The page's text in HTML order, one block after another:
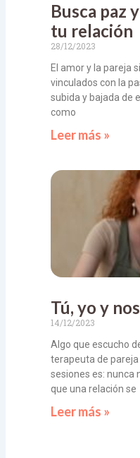
Busca paz
tu relación
28/12/2023
El amor y la pareja
vinculados con la
subida y bajada de
como
Leer más »
Tú, yo y
14/12/2023
Algo que escucho
terapeuta de
sesiones es: nunca
que una relación se
Leer más »